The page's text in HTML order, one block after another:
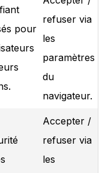
pour
refuser via
les
paramètres
du
navigateur.
Accepter /
refuser via
les